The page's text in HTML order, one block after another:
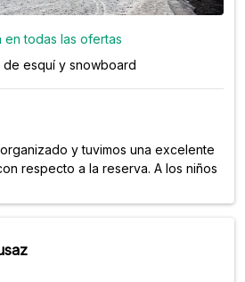
en todas las ofertas
esquí y snowboard
y tuvimos una excelente
respecto a la reserva. A los niños